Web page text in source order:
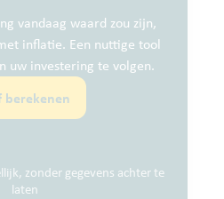
vandaag waard zou zijn,
inflatie. Een nuttige tool
uw investering te volgen.
berekenen
zonder gegevens achter te
laten